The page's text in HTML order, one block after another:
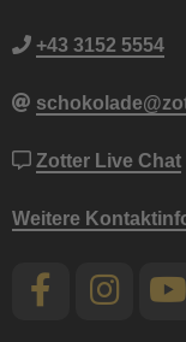
+43 3152 5554
Zotter Live Chat
Weitere